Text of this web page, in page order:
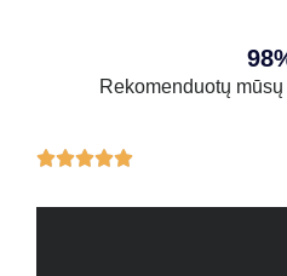
Rekomenduotų
